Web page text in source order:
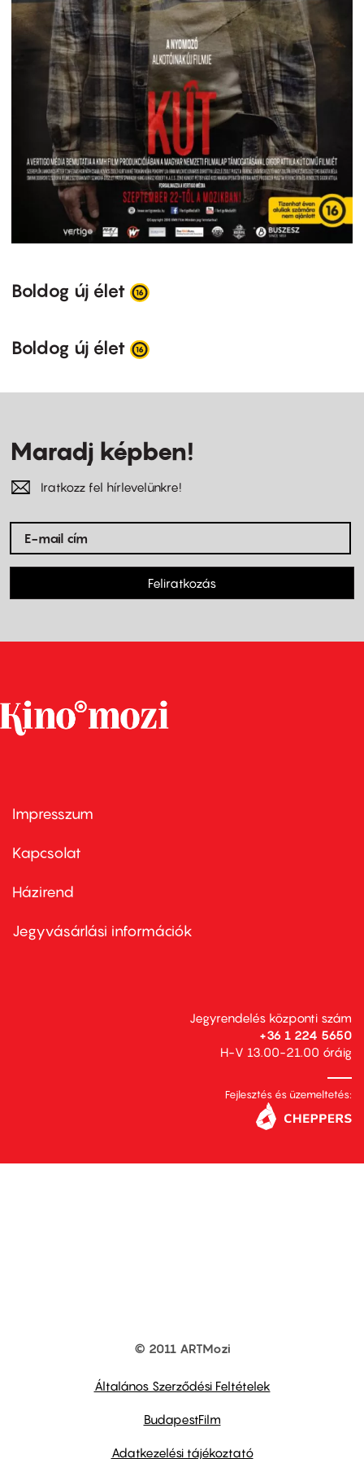
Boldog új élet
Boldog új élet
Maradj képben!
Iratkozz fel hírlevelünkre!
Feliratkozás
Footer
first
Impresszum
Kapcsolat
Footer
second
Házirend
Jegyvásárlási információk
Jegyrendelés központi szám
+36 1 224 5650
H-V 13.00-21.00 óráig
Fejlesztés és üzemeltetés:
© 2011 ARTMozi
Általános Szerződési Feltételek
BudapestFilm
Adatkezelési tájékoztató